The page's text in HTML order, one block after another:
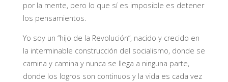
por la mente, pero lo que sí es imposible es detener
los pensamientos.
Yo soy un “hijo de la Revolución”, nacido y crecido en
la interminable construcción del socialismo, donde se
camina y camina y nunca se llega a ninguna parte,
donde los logros son continuos y la vida es cada vez